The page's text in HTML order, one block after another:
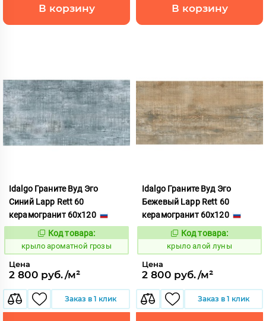
В корзину В корзину
Idalgo Граните Вуд Эго
Синий Lapp Rett 60
керамогранит 60x120
828394
Код товара:
крыло ароматной грозы
Цена
2 800 руб./м²
Заказ в 1 клик
Idalgo Граните Вуд Эго
Бежевый Lapp Rett 60
керамогранит 60x120
828295
Код товара:
крыло алой луны
Цена
2 800 руб./м²
Заказ в 1 клик